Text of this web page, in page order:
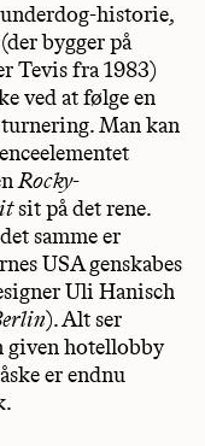
historie,
bygger på
Tevis fra 1983)
ved at følge en
Man kan
Rocky-
sit på det rene.
samme er
USA genskabes
Uli Hanisch
). Alt ser
given hotellobby
er endnu